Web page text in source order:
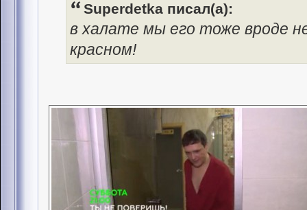
Superdetka писал(а):
в халате мы его тоже вроде
красном!